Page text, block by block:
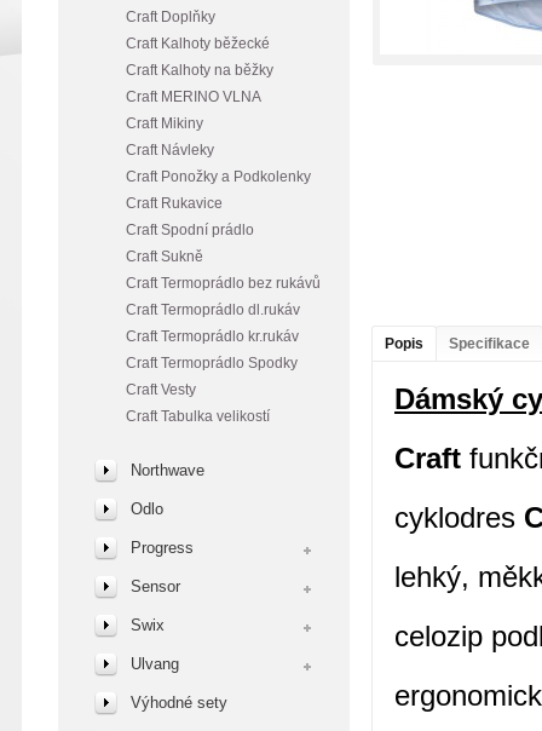
Craft Doplňky
Craft Kalhoty běžecké
Craft Kalhoty na běžky
Craft MERINO VLNA
Craft Mikiny
Craft Návleky
Craft Ponožky a Podkolenky
Craft Rukavice
Craft Spodní prádlo
Craft Sukně
Craft Termoprádlo bez rukávů
Craft Termoprádlo dl.rukáv
Craft Termoprádlo kr.rukáv
Craft Termoprádlo Spodky
Craft Vesty
Craft Tabulka velikostí
Northwave
Odlo
Progress
Sensor
Swix
Ulvang
Výhodné sety
Popis Specifikace
Dámský
Craft
cyklodres
lehký,
celozip